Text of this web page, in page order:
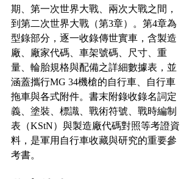
期、第一次世界大戰、兩次大戰之間，
到第二次世界大戰（第3章）。第4章為
型錄部分，逐一收錄傳世實車，含製造
廠、廠家代碼、車架號碼、尺寸、重
量、輪胎規格與配備之詳細數據表，並
涵蓋攜行MG 34機槍的自行車、自行車
拖車與各式附件。書末附錄收錄名詞定
義、塗裝、標識、戰術符號、戰時編制
表（KStN）與製造廠代碼對照等考證資
料，是軍用自行車收藏與研究的重要參
考書。